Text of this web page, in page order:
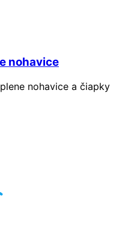
nohavice
nohavice a čiapky